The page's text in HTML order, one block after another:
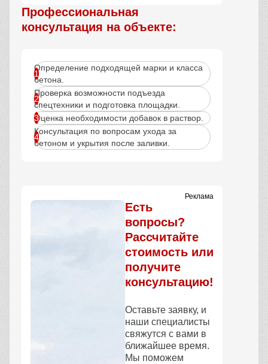
Профессиональная
консультация на объекте:
Определение подходящей марки и класса
бетона.
Проверка возможности подъезда
спецтехники и подготовка площадки.
Оценка необходимости добавок в раствор.
Консультация по вопросам ухода за
бетоном и укрытия после заливки.
Реклама
Есть
вопросы?
Рассчитайте
стоимость или
получите
консультацию!
Оставьте заявку, и
наши специалисты
свяжутся с вами в
ближайшее время.
Мы поможем